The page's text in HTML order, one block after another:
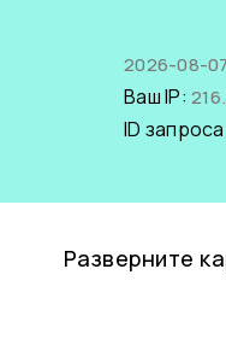
2026-08-
Ваш IP:
ID
Разверните